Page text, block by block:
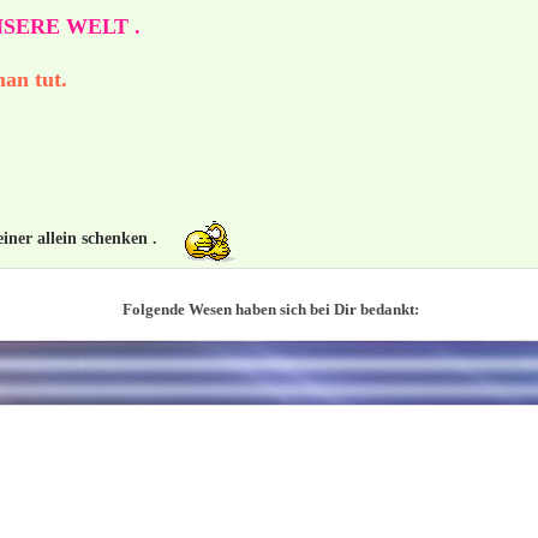
WELT .
tut.
allein schenken .
Folgende Wesen haben sich bei Dir bedankt: